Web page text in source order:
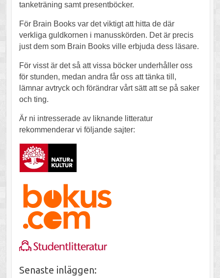
tanketräning samt presentböcker.
För Brain Books var det viktigt att hitta de där
verkliga guldkornen i manusskörden. Det är precis
just dem som Brain Books ville erbjuda dess läsare.
För visst är det så att vissa böcker underhåller oss
för stunden, medan andra får oss att tänka till,
lämnar avtryck och förändrar vårt sätt att se på saker
och ting.
Är ni intresserade av liknande litteratur
rekommenderar vi följande sajter:
Senaste inläggen: